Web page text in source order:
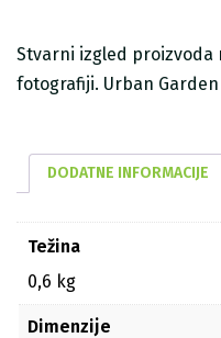
Stvarni izgled proizvoda
fotografiji. Urban
DODATNE INFORMACIJE
Težina
0,6 kg
Dimenzije